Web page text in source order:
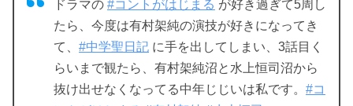
ドラマの #コントがはじまる が好き過ぎて5周し
たら、今度は有村架純の演技が好きになってき
て、 #中学聖日記 に手を出してしまい、3話目く
らいまで観たら、有村架純沼と水上恒司沼から
抜け出せなくなってる中年じじいは私です。 #コ